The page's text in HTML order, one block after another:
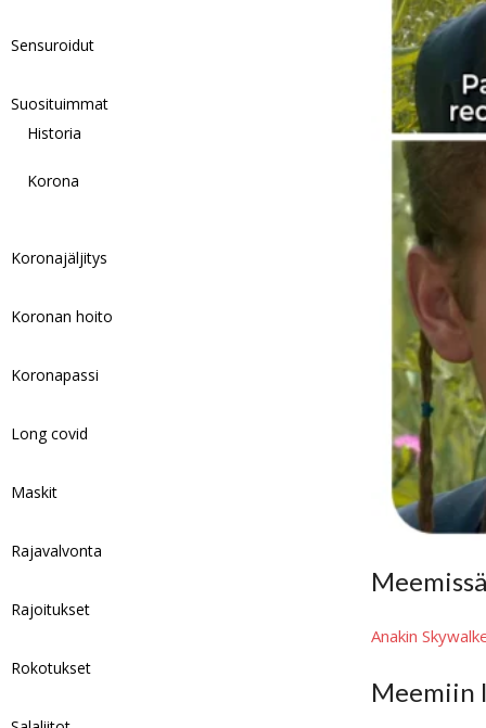
Anakin
Meemiin
Sensuroidut
Suosituimmat
Historia
Korona
Koronajäljitys
Koronan hoito
Koronapassi
Long covid
Maskit
Rajavalvonta
Rajoitukset
Rokotukset